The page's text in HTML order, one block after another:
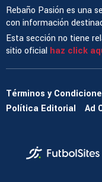
Rebaño Pasión es una
con información
Esta sección no tiene
sitio oficial haz click
Términos y
Política Editorial
Ad